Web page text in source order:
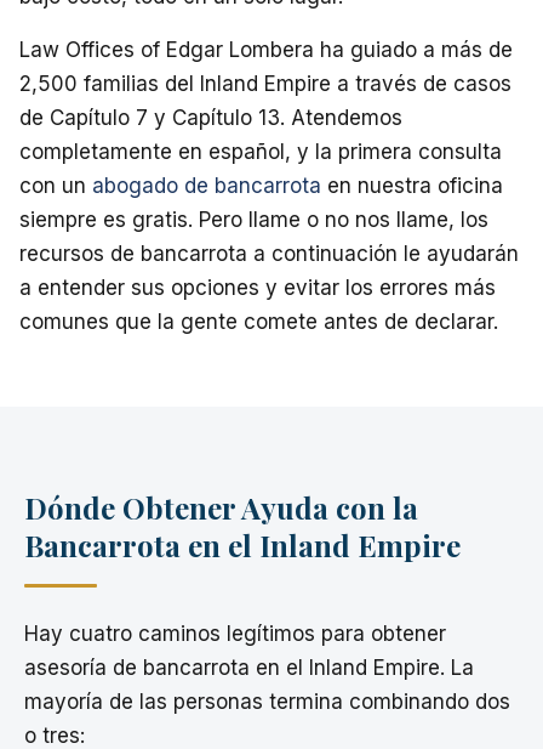
Law Offices of Edgar Lombera ha guiado a más de
2,500 familias del Inland Empire a través de casos
de Capítulo 7 y Capítulo 13. Atendemos
completamente en español, y la primera consulta
con un abogado de bancarrota en nuestra oficina
siempre es gratis. Pero llame o no nos llame, los
recursos de bancarrota a continuación le ayudarán
a entender sus opciones y evitar los errores más
comunes que la gente comete antes de declarar.
Dónde Obtener Ayuda con la
Bancarrota en el Inland Empire
Hay cuatro caminos legítimos para obtener
asesoría de bancarrota en el Inland Empire. La
mayoría de las personas termina combinando dos
o tres: